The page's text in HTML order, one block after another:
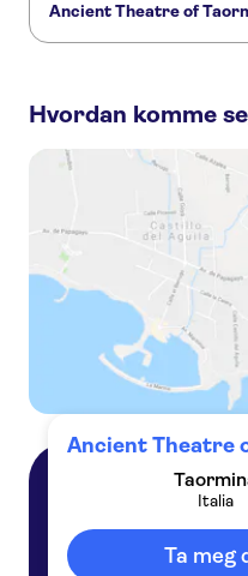
Ancient Theatre of
Mount Etna and Taormina
Etna Park and Taormina tour
Giardini Naxos, Taormina
Hvordan komme
Ancient Theatre
Italia
Ta meg